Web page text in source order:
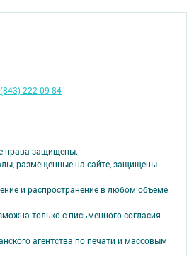
права защищены.
размещенные на сайте, защищены
и распространение в любом объеме
только с письменного согласия
агентства по печати и массовым
(843) 222 09 84